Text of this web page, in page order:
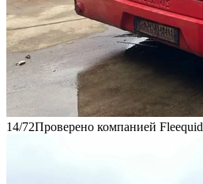
14/72Проверено компанией Fleequid